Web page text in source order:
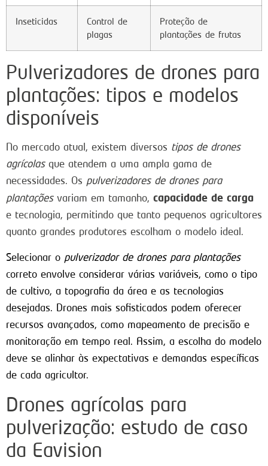
Inseticidas
Control de
plagas
Proteção de
plantações de frutas
Pulverizadores de drones para
plantações: tipos e modelos
disponíveis
No mercado atual, existem diversos tipos de drones
agrícolasque atendem a uma ampla gama de
necessidades. Os pulverizadores de drones para
plantaçõesvariam em tamanho, capacidade de carga
e tecnologia, permitindo que tanto pequenos agricultores
quanto grandes produtores escolham o modelo ideal.
Selecionar o pulverizador de drones para plantações
correto envolve considerar várias variáveis, como o tipo
de cultivo, a topografia da área e as tecnologias
desejadas. Drones mais sofisticados podem oferecer
recursos avançados, como mapeamento de precisão e
monitoração em tempo real. Assim, a escolha do modelo
deve se alinhar às expectativas e demandas específicas
de cada agricultor.
Drones agrícolas para
pulverização: estudo de caso
da Eavision